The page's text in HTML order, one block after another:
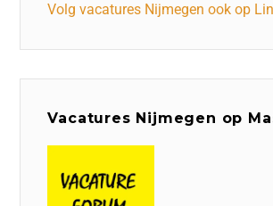
Volg vacatures Nijmegen ook op
Vacatures Nijmegen op